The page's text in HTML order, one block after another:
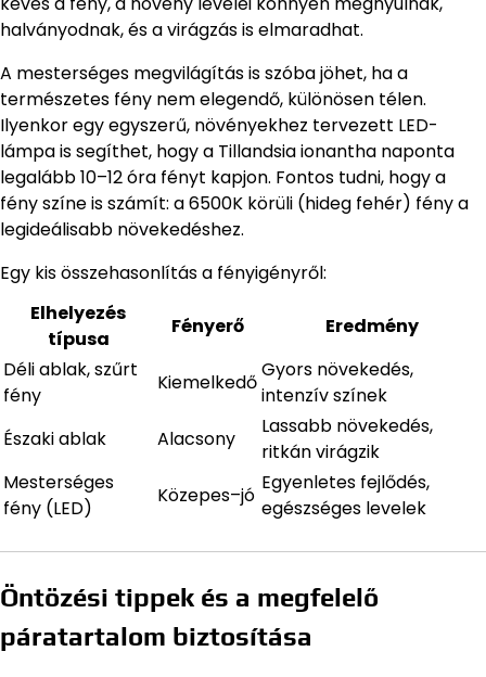
halványodnak, és a virágzás is elmaradhat.
A mesterséges megvilágítás is szóba jöhet, ha a
természetes fény nem elegendő, különösen télen.
Ilyenkor egy egyszerű, növényekhez tervezett LED-
lámpa is segíthet, hogy a Tillandsia ionantha naponta
legalább 10–12 óra fényt kapjon. Fontos tudni, hogy a
fény színe is számít: a 6500K körüli (hideg fehér) fény a
legideálisabb növekedéshez.
Egy kis összehasonlítás a fényigényről:
Elhelyezés
típusa
Fényerő
Eredmény
Déli ablak, szűrt
fény
Kiemelkedő
Gyors növekedés,
intenzív színek
Északi ablak
Alacsony
Lassabb növekedés,
ritkán virágzik
Mesterséges
fény (LED)
Közepes–jó
Egyenletes fejlődés,
egészséges levelek
Öntözési tippek és a megfelelő
páratartalom biztosítása